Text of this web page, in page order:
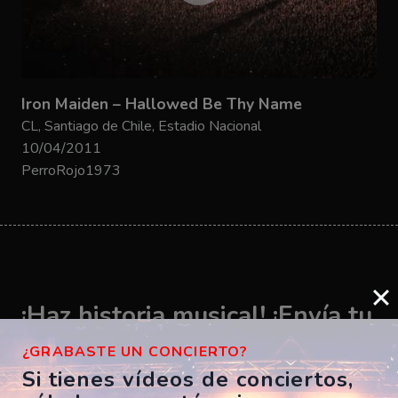
Iron Maiden – Hallowed Be Thy Name
CL, Santiago de Chile, Estadio Nacional
10/04/2011
PerroRojo1973
¡Haz historia musical! ¡Envía tu
vídeo ahora!
¿GRABASTE UN CONCIERTO?
Si tienes vídeos de conciertos,